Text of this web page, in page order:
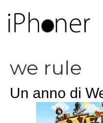
contenuto
we rule
Un anno di